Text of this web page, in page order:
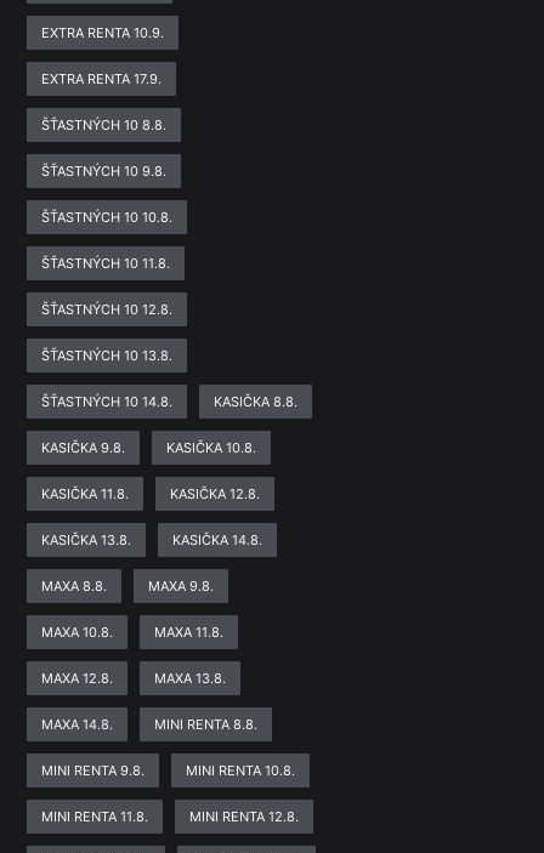
EXTRA RENTA 10.9.
EXTRA RENTA 17.9.
ŠŤASTNÝCH 10 8.8.
ŠŤASTNÝCH 10 9.8.
ŠŤASTNÝCH 10 10.8.
ŠŤASTNÝCH 10 11.8.
ŠŤASTNÝCH 10 12.8.
ŠŤASTNÝCH 10 13.8.
ŠŤASTNÝCH 10 14.8. KASIČKA 8.8.
KASIČKA 9.8. KASIČKA 10.8.
KASIČKA 11.8. KASIČKA 12.8.
KASIČKA 13.8. KASIČKA 14.8.
MAXA 8.8. MAXA 9.8.
MAXA 10.8. MAXA 11.8.
MAXA 12.8. MAXA 13.8.
MAXA 14.8. MINI RENTA 8.8.
MINI RENTA 9.8. MINI RENTA 10.8.
MINI RENTA 11.8. MINI RENTA 12.8.